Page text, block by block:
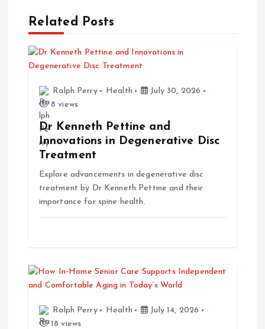
a
v
Related Posts
Ralph Perry Health
July 30, 2026
8 views
Dr Kenneth Pettine and
Innovations in Degenerative Disc
Treatment
Explore advancements in degenerative disc
treatment by Dr Kenneth Pettine and their
importance for spine health.
Ralph Perry Health
July 14, 2026
18 views